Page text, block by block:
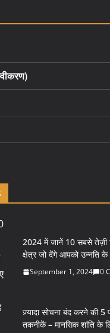
2024 में जानें 10 सबसे तेज़ी
क्षेत्र जो देंगे आपको उन्नति
September 1, 2024 0
ज़्यादा सोचना बंद करने की 5
तकनीकें – मानसिक शांति के